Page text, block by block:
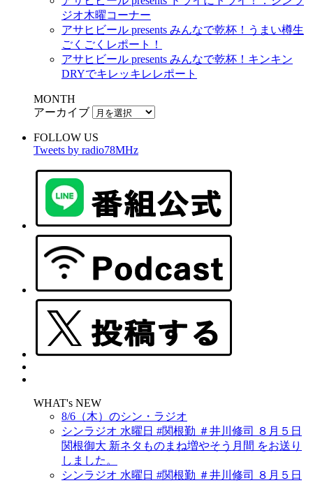
ジオ木曜コーナー
アサヒビール presents みんなで乾杯！うまい樽生
ごくごくレポート！
アサヒビール presents みんなで乾杯！キンキン
DRYでキレッキレレポート
MONTH
アーカイブ
FOLLOW US
Tweets by radio78MHz
WHAT's NEW
8/6（木）のシン・ラジオ
シンラジオ 水曜日 #関根勤 ＃井川修司 ８月５日
関根御大 新ネタものまね増やそう月間 をお送り
しました。
シンラジオ 水曜日 #関根勤 ＃井川修司 ８月５日